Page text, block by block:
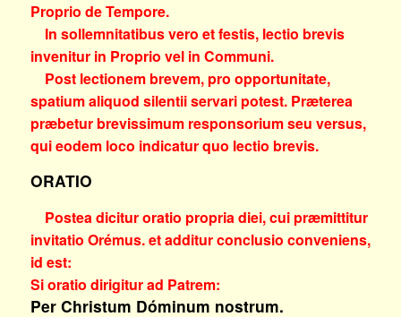
Proprio de Tempore.
In sollemnitatibus vero et festis, lectio brevis
invenitur in Proprio vel in Communi.
Post lectionem brevem, pro opportunitate,
spatium aliquod silentii servari potest. Præterea
præbetur brevissimum responsorium seu versus,
qui eodem loco indicatur quo lectio brevis.
ORATIO
Postea dicitur oratio propria diei, cui præmittitur
invitatio Orémus.et additur conclusio conveniens,
id est:
Si oratio dirigitur ad Patrem:
Per Christum Dóminum nostrum.